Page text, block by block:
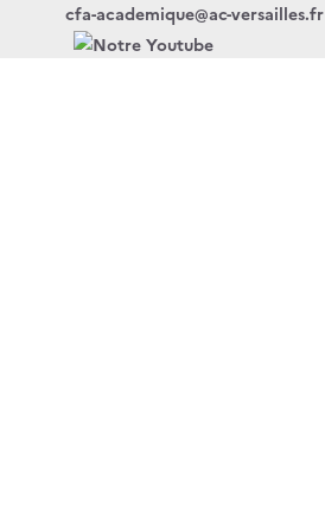
cfa-academique@ac-versailles.fr